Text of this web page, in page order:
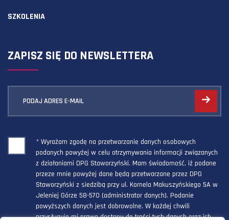
SZKOLENIA
ZAPISZ SIĘ DO NEWSLETTERA
PODAJ ADRES E-MAIL
* Wyrażam zgodę na przetwarzanie danych osobowych
podanych powyżej w celu otrzymywania informacji związanych
z działaniami DPG Staworzyński. Mam świadomość, iż podane
przeze mnie powyżej dane będą przetwarzane przez DPG
Staworzyński z siedzibą przy ul. Kornela Makuszyńskiego 5A w
Jeleniej Górze 58-570 (administrator danych). Podanie
powyższych danych jest dobrowolne. W każdej chwili
przysługuje mi prawo dostępu do treści tych danych oraz ich